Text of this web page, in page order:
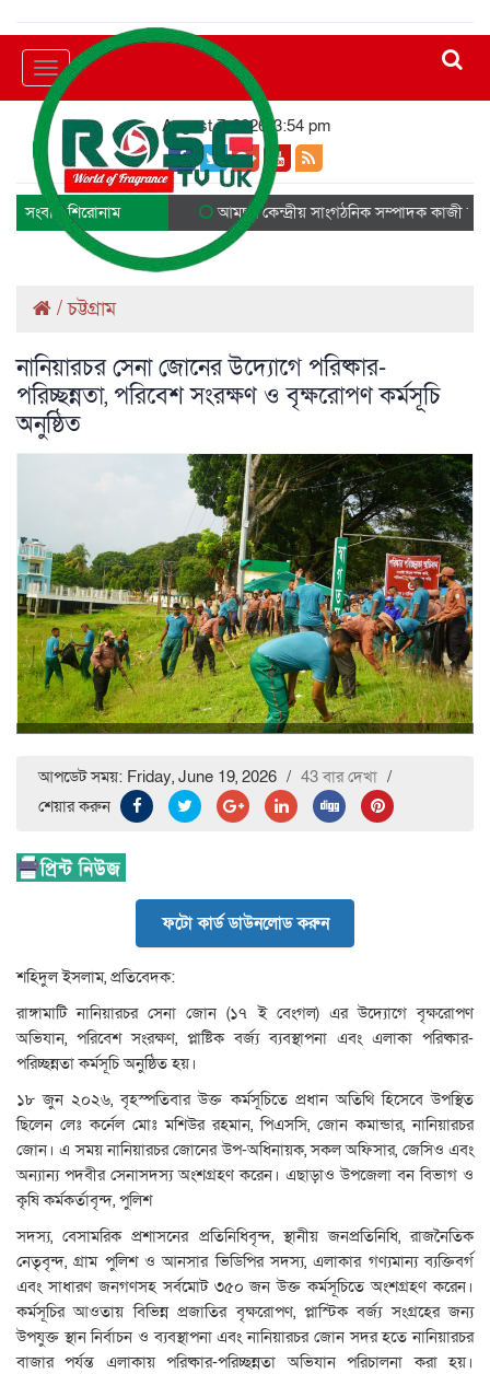
Toggle
navigation
August 7, 2026, 3:54 pm
সংবাদ শিরোনাম আমছুর কেন্দ্রীয় সাংগঠনিক সম্পাদক কাজী
/চট্টগ্রাম
নানিয়ারচর সেনা জোনের উদ্যোগে পরিষ্কার-
পরিচ্ছন্নতা, পরিবেশ সংরক্ষণ ও বৃক্ষরোপণ কর্মসূচি
অনুষ্ঠিত
আপডেট সময়: Friday, June 19, 2026 / 43 বার দেখা /
শেয়ার করুন
ফটো কার্ড ডাউনলোড করুন
শহিদুল ইসলাম, প্রতিবেদক:
রাঙ্গামাটি নানিয়ারচর সেনা জোন (১৭ ই বেংগল) এর উদ্যোগে বৃক্ষরোপণ
অভিযান, পরিবেশ সংরক্ষণ, প্লাষ্টিক বর্জ্য ব্যবস্থাপনা এবং এলাকা পরিষ্কার-
পরিচ্ছন্নতা কর্মসূচি অনুষ্ঠিত হয়।
১৮ জুন ২০২৬, বৃহস্পতিবার উক্ত কর্মসূচিতে প্রধান অতিথি হিসেবে উপস্থিত
ছিলেন লেঃ কর্নেল মোঃ মশিউর রহমান, পিএসসি, জোন কমান্ডার, নানিয়ারচর
জোন। এ সময় নানিয়ারচর জোনের উপ-অধিনায়ক, সকল অফিসার, জেসিও এবং
অন্যান্য পদবীর সেনাসদস্য অংশগ্রহণ করেন। এছাড়াও উপজেলা বন বিভাগ ও
কৃষি কর্মকর্তাবৃন্দ, পুলিশ
সদস্য, বেসামরিক প্রশাসনের প্রতিনিধিবৃন্দ, স্থানীয় জনপ্রতিনিধি, রাজনৈতিক
নেতৃবৃন্দ, গ্রাম পুলিশ ও আনসার ভিডিপির সদস্য, এলাকার গণ্যমান্য ব্যক্তিবর্গ
এবং সাধারণ জনগণসহ সর্বমোট ৩৫০ জন উক্ত কর্মসূচিতে অংশগ্রহণ করেন।
কর্মসূচির আওতায় বিভিন্ন প্রজাতির বৃক্ষরোপণ, প্লাস্টিক বর্জ্য সংগ্রহের জন্য
উপযুক্ত স্থান নির্বাচন ও ব্যবস্থাপনা এবং নানিয়ারচর জোন সদর হতে নানিয়ারচর
বাজার পর্যন্ত এলাকায় পরিষ্কার-পরিচ্ছন্নতা অভিযান পরিচালনা করা হয়।